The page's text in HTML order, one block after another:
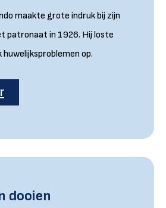
maakte grote indruk bij zijn
patronaat in 1926. Hij loste
op.
dooien